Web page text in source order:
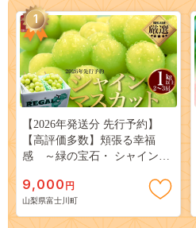
1
【2026年発送分 先行予約】
【高評価多数】頬張る幸福
感 ～緑の宝石・ シャインマ
３房） フルーツ 山梨県産 果
物 くだもの シャイン マスカ
ット ぶどう ブドウ 葡萄 大粒
9,000 円
山梨県富士川町